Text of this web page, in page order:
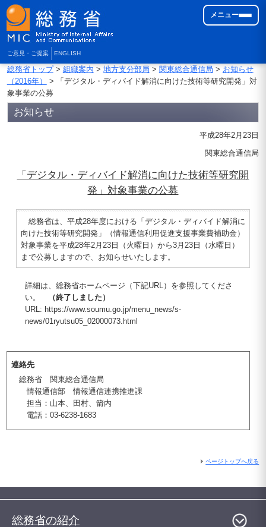
ご意見・ご提案 ENGLISH
メニュー
総務省トップ> 組織案内 > 地方支分部局 > 関東総合通信局 > お知らせ
（2016年）
> 「デジタル・ディバイド解消に向けた技術等研究開発」対
象事業の公募
お知らせ
平成28年2月23日
関東総合通信局
「デジタル・ディバイド解消に向けた技術等研究開
発」対象事業の公募
総務省は、平成28年度における「デジタル・ディバイド解消に
向けた技術等研究開発」（情報通信利用促進支援事業費補助金）
対象事業を平成28年2月23日（火曜日）から3月23日（水曜日）
まで公募しますので、お知らせいたします。
詳細は、総務省ホームページ（下記URL）を参照してくださ
い。
（終了しました）
URL: https://www.soumu.go.jp/menu_news/s-
news/01ryutsu05_02000073.html
連絡先
総務省 関東総合通信局
情報通信部 情報通信連携推進課
担当：山本、田村、箭内
電話：03-6238-1683
ページトップへ戻る
総務省の紹介